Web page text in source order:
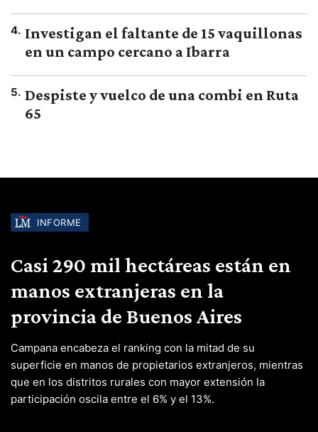
4. Investigan el faltante de 15 vaquillonas
en un campo cercano a Ibarra
5. Despiste y vuelco de una combi en Ruta
65
INFORME
Casi 290 mil hectáreas están en
manos extranjeras en la
provincia de Buenos Aires
Campana encabeza el ranking con la mitad de su
superficie en manos de propietarios extranjeros, mientras
que en los distritos rurales con mayor extensión la
participación oscila entre el 6% y el 13%.